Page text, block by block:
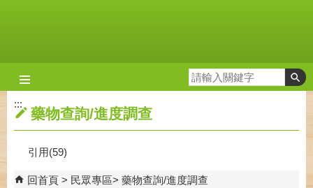
:::
藥物查詢/進度調查
引用(59)
回首頁 民眾專區 藥物查詢/進度調查